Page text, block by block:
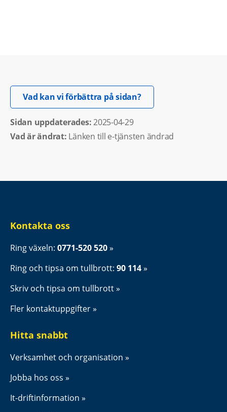
Vad kan vi förbättra på sidan?Öppnas i nytt fönster.
Sidan uppdaterades: 2025-04-29
Vad är ändrat: Länken till e-tjänsten ändrad
Kontakta oss
Ring växeln: 0771-520 520
Ring och tipsa om tullbrott: 90 114
Skriv och tipsa om tullbrott
Fler kontaktuppgifter
Hitta snabbt
Verksamhet och organisation
Jobba hos oss
It-driftinformation